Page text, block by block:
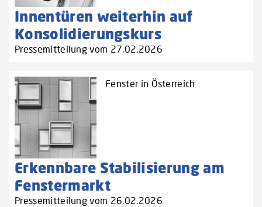
Innentüren weiterhin auf
Konsolidierungskurs
Pressemitteilung vom 27.02.2026
Fenster in Österreich
Erkennbare Stabilisierung am
Fenstermarkt
Pressemitteilung vom 26.02.2026